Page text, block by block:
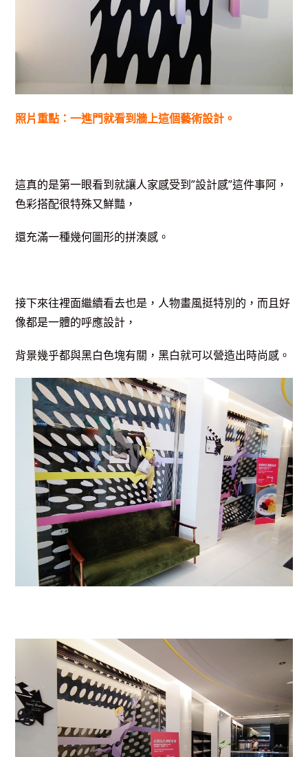
照片重點：一進門就看到牆上這個藝術設計。
這真的是第一眼看到就讓人家感受到”設計感”這件事阿，
色彩搭配很特殊又鮮豔，
還充滿一種幾何圖形的拼湊感。
接下來往裡面繼續看去也是，人物畫風挺特別的，而且好
像都是一體的呼應設計，
背景幾乎都與黑白色塊有關，黑白就可以營造出時尚感。